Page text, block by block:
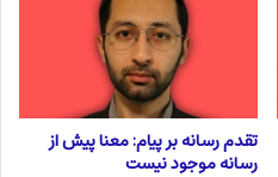
تقدم رسانه بر پیام: معنا پیش از
رسانه موجود نیست